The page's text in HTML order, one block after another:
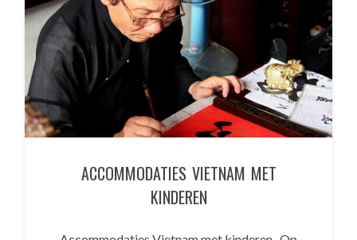
ACCOMMODATIES VIETNAM MET
KINDEREN